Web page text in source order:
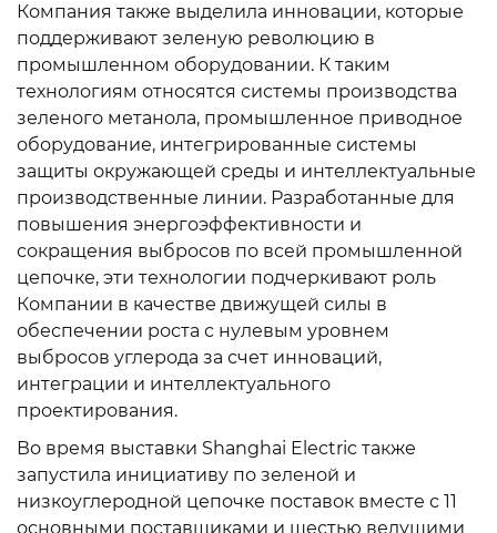
Компания также выделила инновации, которые
поддерживают зеленую революцию в
промышленном оборудовании. К таким
технологиям относятся системы производства
зеленого метанола, промышленное приводное
оборудование, интегрированные системы
защиты окружающей среды и интеллектуальные
производственные линии. Разработанные для
повышения энергоэффективности и
сокращения выбросов по всей промышленной
цепочке, эти технологии подчеркивают роль
Компании в качестве движущей силы в
обеспечении роста с нулевым уровнем
выбросов углерода за счет инноваций,
интеграции и интеллектуального
проектирования.
Во время выставки Shanghai Electric также
запустила инициативу по зеленой и
низкоуглеродной цепочке поставок вместе с 11
основными поставщиками и шестью ведущими